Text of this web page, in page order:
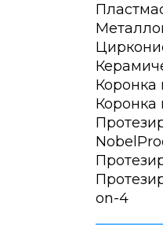
Коронка
Коронка
on-4